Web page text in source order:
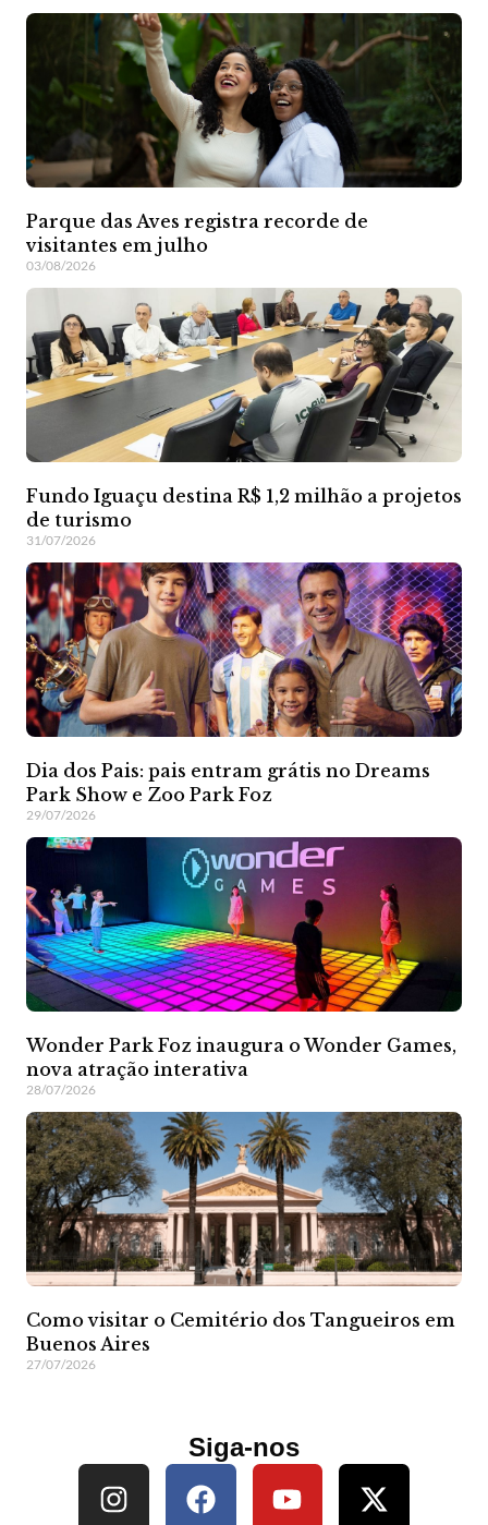
Parque das Aves registra recorde de
visitantes em julho
03/08/2026
Fundo Iguaçu destina R$ 1,2 milhão a projetos
de turismo
31/07/2026
Dia dos Pais: pais entram grátis no Dreams
Park Show e Zoo Park Foz
29/07/2026
Wonder Park Foz inaugura o Wonder Games,
nova atração interativa
28/07/2026
Como visitar o Cemitério dos Tangueiros em
Buenos Aires
27/07/2026
Siga-nos